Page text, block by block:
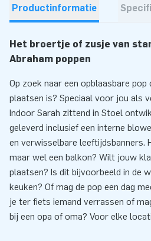
Productinformatie
Het broertje of zusje van
Abraham poppen
Op zoek naar een opblaasbare
plaatsen is? Speciaal voor jou als
Indoor Sarah zittend in Stoel
geleverd inclusief een interne
en verwisselbare leeftijdsbanners.
maar wel een balkon? Wilt jouw
plaatsen? Is dit bijvoorbeeld in de
keuken? Of mag de pop een dag
je ter fiets iemand verrassen of
bij een opa of oma? Voor elke